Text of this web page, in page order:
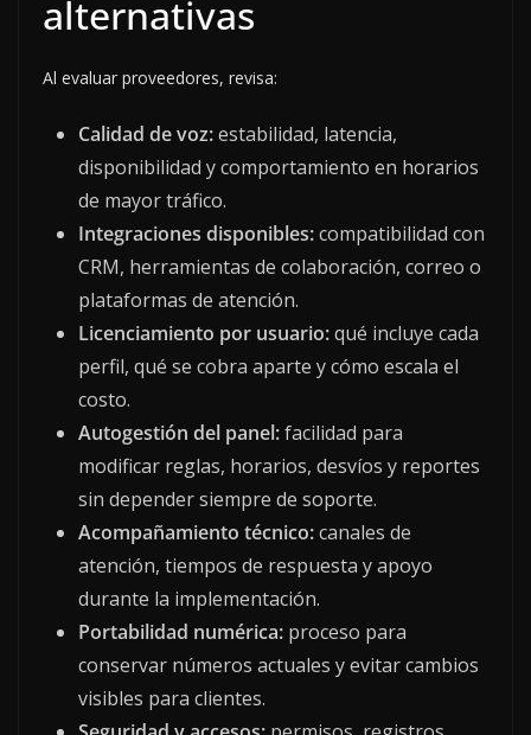
alternativas
Al evaluar proveedores, revisa:
Calidad de voz:estabilidad, latencia,
disponibilidad y comportamiento en horarios
de mayor tráfico.
Integraciones disponibles:compatibilidad con
CRM, herramientas de colaboración, correo o
plataformas de atención.
Licenciamiento por usuario:qué incluye cada
perfil, qué se cobra aparte y cómo escala el
costo.
Autogestión del panel:facilidad para
modificar reglas, horarios, desvíos y reportes
sin depender siempre de soporte.
Acompañamiento técnico:canales de
atención, tiempos de respuesta y apoyo
durante la implementación.
Portabilidad numérica: proceso para
conservar números actuales y evitar cambios
visibles para clientes.